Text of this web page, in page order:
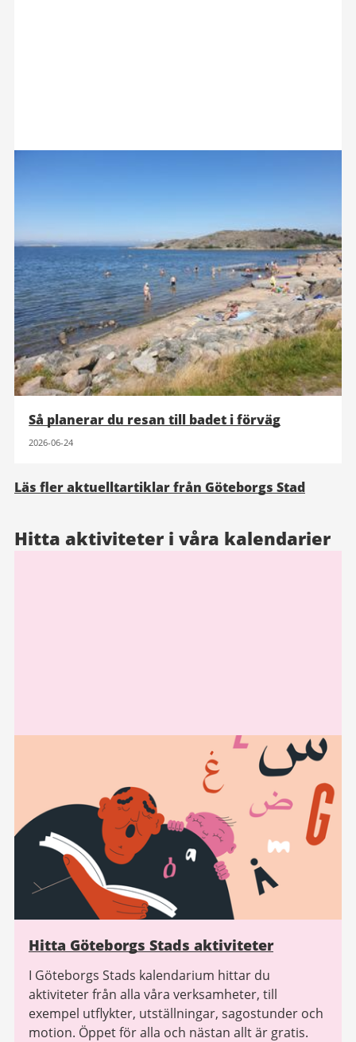
Så planerar du resan till badet i förväg
2026-06-24
Läs fler aktuelltartiklar från Göteborgs Stad
Hitta aktiviteter i våra kalendarier
Hitta Göteborgs Stads aktiviteter
I Göteborgs Stads kalendarium hittar du
aktiviteter från alla våra verksamheter, till
exempel utflykter, utställningar, sagostunder och
motion. Öppet för alla och nästan allt är gratis.